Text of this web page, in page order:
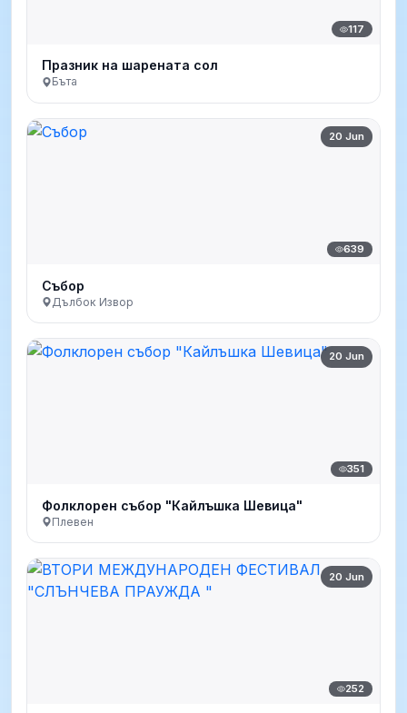
117
Празник на шарената сол
Бъта
20 Jun
639
Събор
Дълбок Извор
20 Jun
351
Фолклорен събор "Кайлъшка Шевица"
Плевен
20 Jun
252